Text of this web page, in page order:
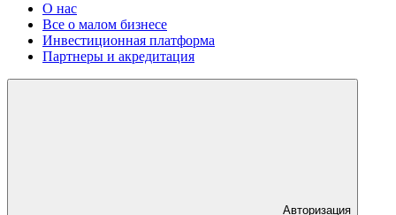
О нас
Все о малом бизнесе
Инвестиционная платформа
Партнеры и акредитация
Авторизация